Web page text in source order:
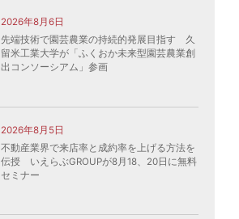
2026年8月6日
先端技術で園芸農業の持続的発展目指す 久
留米工業大学が「ふくおか未来型園芸農業創
出コンソーシアム」参画
2026年8月5日
不動産業界で来店率と成約率を上げる方法を
伝授 いえらぶGROUPが8月18、20日に無料
セミナー